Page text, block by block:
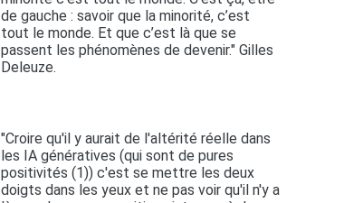
de gauche : savoir que la minorité, c’est
tout le monde. Et que c’est là que se
passent les phénomènes de devenir." Gilles
Deleuze.
"Croire qu'il y aurait de l'altérité réelle dans
les IA génératives (qui sont de pures
positivités (1)) c'est se mettre les deux
doigts dans les yeux et ne pas voir qu'il n'y a